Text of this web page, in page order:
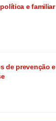
e familiar
de prevenção e